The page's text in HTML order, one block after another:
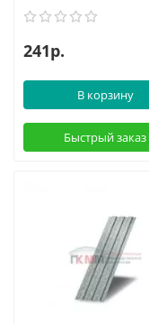
241р.
В корзину
Быстрый заказ